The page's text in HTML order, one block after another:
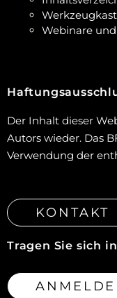
Webinare
Der Inhalt dieser
Autors wieder. Das
Verwendung der
KONTAKT
Tragen Sie sich